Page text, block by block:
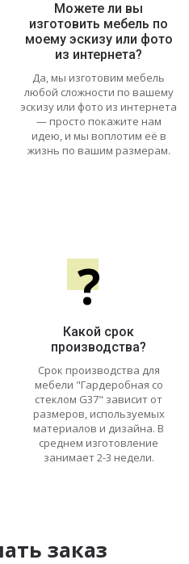
Можете ли вы
изготовить мебель по
моему эскизу или фото
из интернета?
Да, мы изготовим мебель
любой сложности по вашему
эскизу или фото из интернета
— просто покажите нам
идею, и мы воплотим её в
жизнь по вашим размерам.
?
Какой срок
производства?
Срок производства для
мебели "Гардеробная со
стеклом G37" зависит от
размеров, используемых
материалов и дизайна. В
среднем изготовление
занимает 2-3 недели.
заказ